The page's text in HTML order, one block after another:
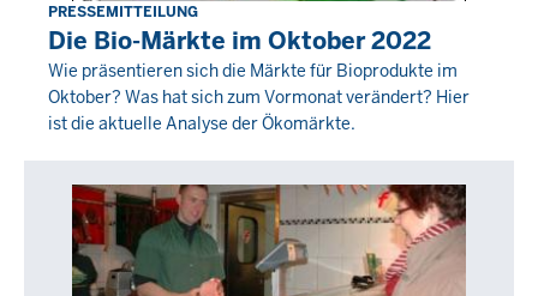
Donnerstag,
24
November
2022
-
00:00
PRESSEMITTEILUNG
Die Bio-Märkte im Oktober 2022
Wie präsentieren sich die Märkte für Bioprodukte im
Oktober? Was hat sich zum Vormonat verändert? Hier
ist die aktuelle Analyse der Ökomärkte.